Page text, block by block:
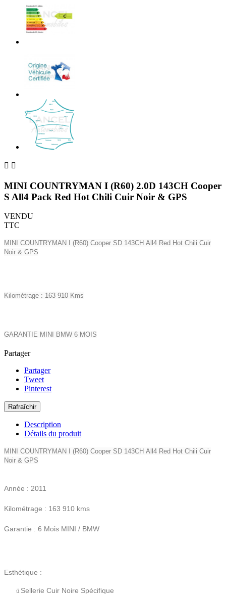
 
MINI COUNTRYMAN I (R60) 2.0D 143CH Cooper
S All4 Pack Red Hot Chili Cuir Noir & GPS
VENDU
TTC
MINI COUNTRYMAN I (R60) Cooper SD 143CH All4 Red Hot Chili Cuir
Noir & GPS
Kilométrage : 163 910 Kms
GARANTIE MINI BMW 6 MOIS
Partager
Partager
Tweet
Pinterest
Description
Détails du produit
MINI COUNTRYMAN I (R60) Cooper SD 143CH All4 Red Hot Chili Cuir
Noir & GPS
Année : 2011
Kilométrage : 163 910 kms
Garantie : 6 Mois MINI / BMW
Esthétique :
ü Sellerie Cuir Noire Spécifique